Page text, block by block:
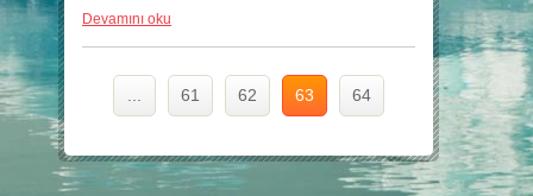
Devamını oku
61 62 63 64